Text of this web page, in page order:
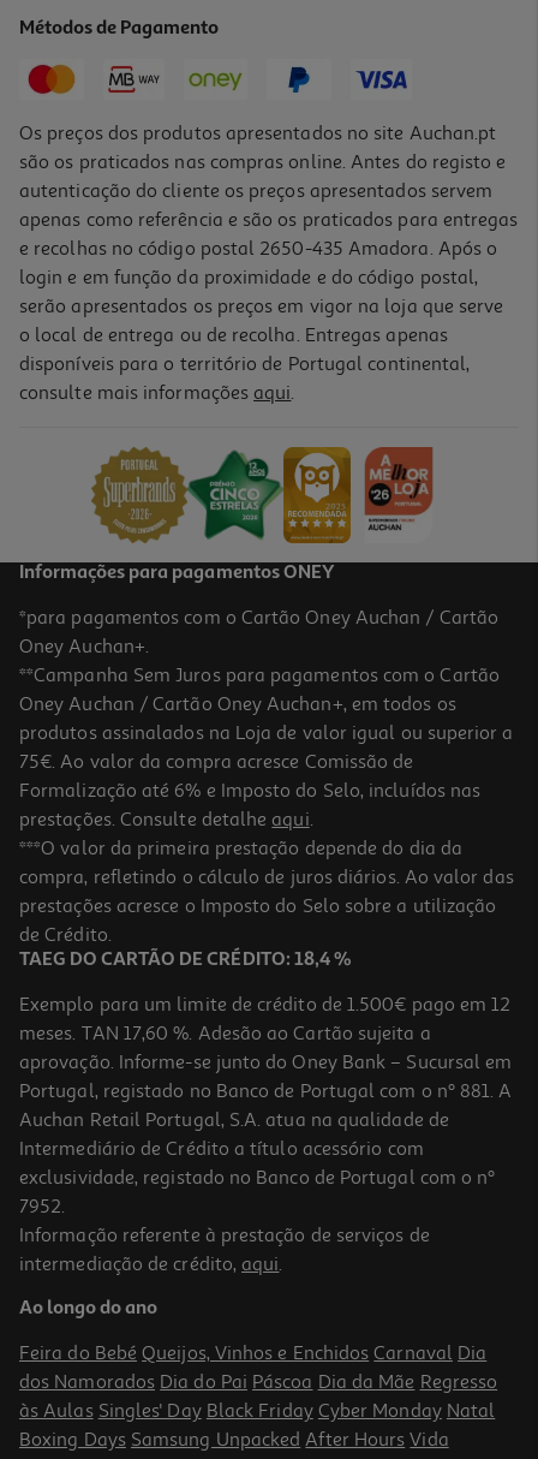
Capa Dbramante1928 Ms Icon Iphone 17 Rosa
34,99 €
Capa Dbramante1928 Ms Icon Iphone 17 Pro Rosa
34.99 €/un
34,99 €
Capa Dbramante1928 Kick Icon Iphone 17 Stone
39.99 €/un
39,99 €
Métodos de Pagamento
Os preços dos produtos apresentados no site Auchan.pt
são os praticados nas compras online. Antes do registo e
autenticação do cliente os preços apresentados servem
apenas como referência e são os praticados para entregas
e recolhas no código postal 2650-435 Amadora. Após o
login e em função da proximidade e do código postal,
serão apresentados os preços em vigor na loja que serve
o local de entrega ou de recolha. Entregas apenas
disponíveis para o território de Portugal continental,
consulte mais informações aqui.
Informações para pagamentos ONEY
*para pagamentos com o Cartão Oney Auchan / Cartão
Oney Auchan+.
**Campanha Sem Juros para pagamentos com o Cartão
Oney Auchan / Cartão Oney Auchan+, em todos os
produtos assinalados na Loja de valor igual ou superior a
75€. Ao valor da compra acresce Comissão de
Formalização até 6% e Imposto do Selo, incluídos nas
prestações. Consulte detalhe aqui.
***O valor da primeira prestação depende do dia da
compra, refletindo o cálculo de juros diários. Ao valor das
prestações acresce o Imposto do Selo sobre a utilização
de Crédito.
TAEG DO CARTÃO DE CRÉDITO: 18,4 %
Exemplo para um limite de crédito de 1.500€ pago em 12
meses. TAN 17,60 %. Adesão ao Cartão sujeita a
aprovação. Informe-se junto do Oney Bank – Sucursal em
Portugal, registado no Banco de Portugal com o nº 881. A
Auchan Retail Portugal, S.A. atua na qualidade de
Intermediário de Crédito a título acessório com
exclusividade, registado no Banco de Portugal com o nº
7952.
Informação referente à prestação de serviços de
intermediação de crédito, aqui.
Ao longo do ano
Feira do Bebé Queijos, Vinhos e Enchidos Carnaval Dia
dos Namorados Dia do Pai Páscoa Dia da Mãe Regresso
às Aulas Singles' Day Black Friday Cyber Monday Natal
Boxing Days Samsung Unpacked After Hours Vida